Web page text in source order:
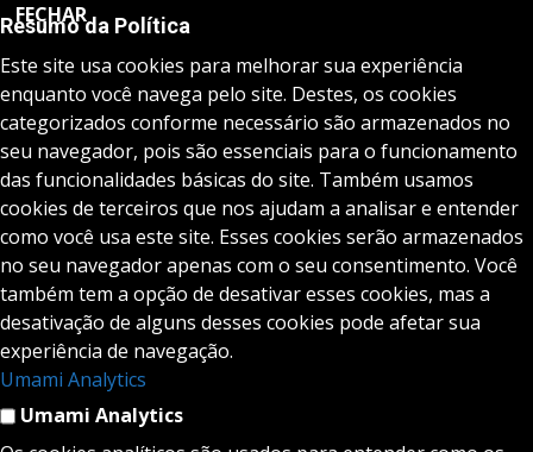
FECHAR
Resumo da Política
Este site usa cookies para melhorar sua experiência
enquanto você navega pelo site. Destes, os cookies
categorizados conforme necessário são armazenados no
seu navegador, pois são essenciais para o funcionamento
das funcionalidades básicas do site. Também usamos
cookies de terceiros que nos ajudam a analisar e entender
como você usa este site. Esses cookies serão armazenados
no seu navegador apenas com o seu consentimento. Você
também tem a opção de desativar esses cookies, mas a
desativação de alguns desses cookies pode afetar sua
experiência de navegação.
Umami Analytics
Umami Analytics